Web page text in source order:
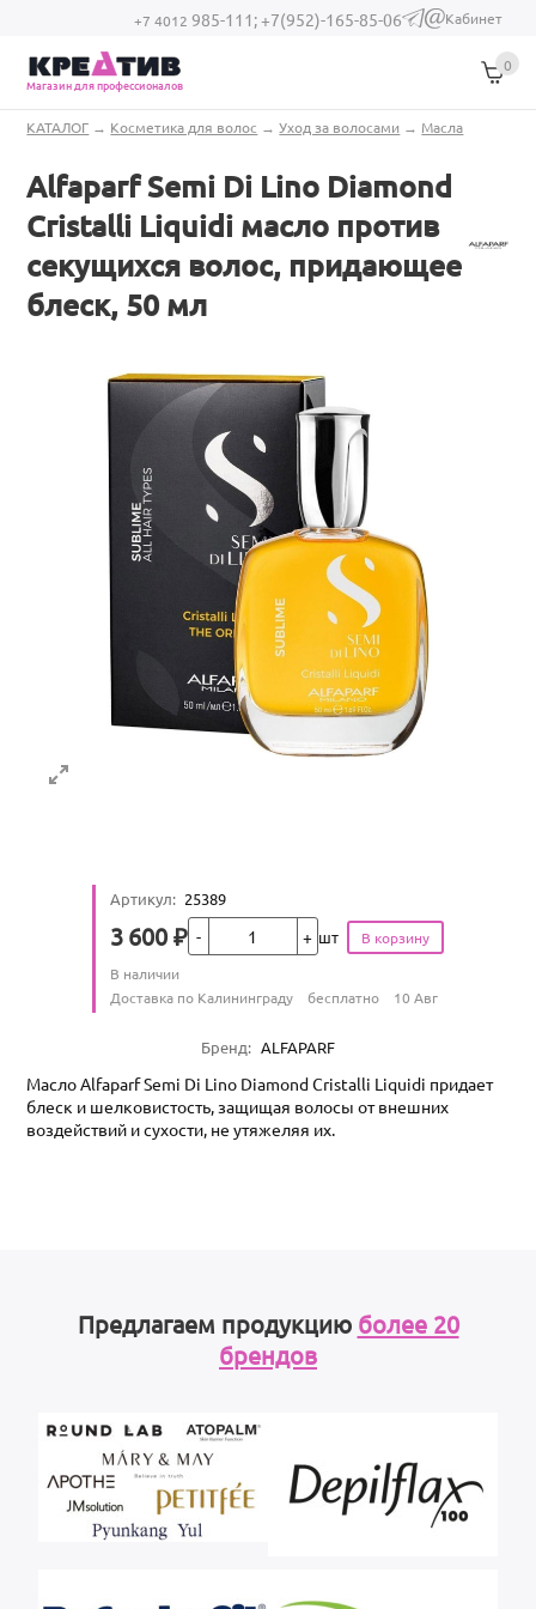
Перейти к основному содержанию
+7 4012 985-111;+7(952)-165-85-06
(link sends e-
Кабинет
Магазин для профессионалов
0
Вы здесь
КАТАЛОГ → Косметика для волос →Уход за волосами → Масла
Alfaparf Semi Di Lino Diamond
Cristalli Liquidi масло против
секущихся волос, придающее
блеск, 50 мл
Артикул: 25389
Цена
3 600 ₽Кол-во шт
Количество
В наличии
Условия доставки
Доставка по Калининграду бесплатно 10 Авг
Характеристики
Бренд: ALFAPARF
Масло Alfaparf Semi Di Lino Diamond Cristalli Liquidi придает
блеск и шелковистость, защищая волосы от внешних
воздействий и сухости, не утяжеляя их.
Предлагаем продукцию более 20
брендов